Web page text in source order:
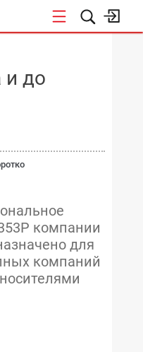
и до
компании
для
компаний